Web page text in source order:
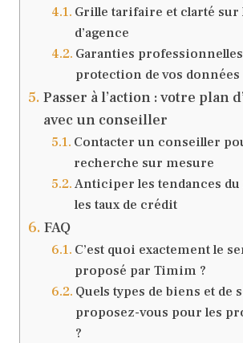
Grille tarifaire et clarté sur
d’agence
Garanties
protection de vos données
Passer à l’action : votre plan
avec un conseiller
Contacter un conseiller
recherche sur mesure
Anticiper les tendances
les taux de crédit
FAQ
C’est quoi exactement le
proposé par Timim ?
Quels types de biens et de
proposez-vous pour les
?